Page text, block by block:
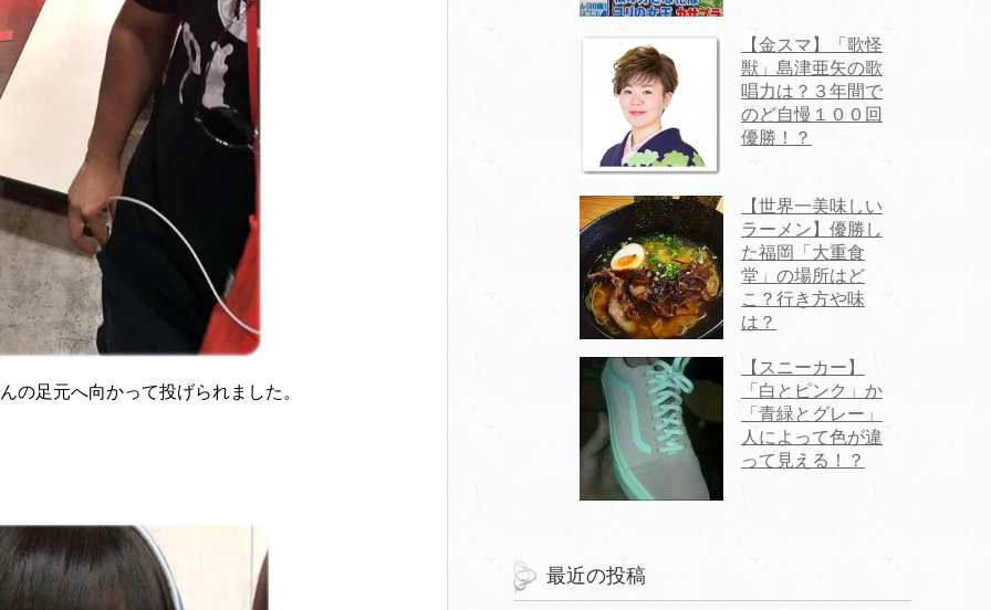
の足元へ向かって投げられました。
【金スマ】「歌怪
獣」島津亜矢の歌
唱力は？３年間で
のど自慢１００回
優勝！？
【世界一美味しい
ラーメン】優勝し
た福岡「大重食
堂」の場所はど
こ？行き方や味
は？
【スニーカー】
「白とピンク」か
「青緑とグレー」
人によって色が違
って見える！？
最近の投稿